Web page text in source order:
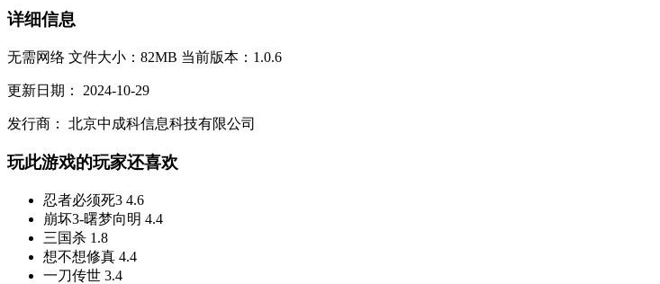
详细信息
无需网络 文件大小：82MB 当前版本：1.0.6
更新日期： 2024-10-29
发行商： 北京中成科信息科技有限公司
玩此游戏的玩家还喜欢
忍者必须死3 4.6
崩坏3-曙梦向明 4.4
三国杀 1.8
想不想修真 4.4
一刀传世 3.4